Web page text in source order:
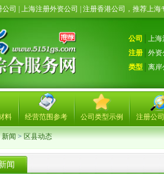
公司 | 上海注册外资公司 | 注册香港公司，推荐
公司 上海
注册
外资
类型
离岸
料 经营范围参考 公司类型示例 注册公
新闻>区县动态
闻